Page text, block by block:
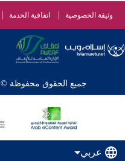
وثيقة الخصوصية اتفاقية الخدمة
جميع الحقوق محفوظة © 2026 - 1998 لشبكة إسلام ويب
عربي